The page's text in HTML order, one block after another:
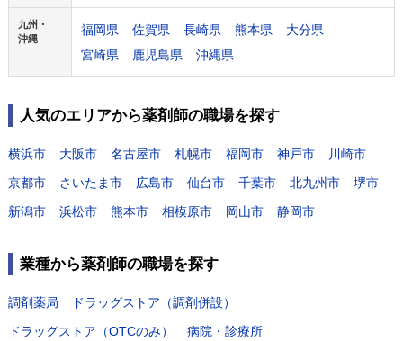
九州・
沖縄
福岡県 佐賀県 長崎県 熊本県
大分県
宮崎県
鹿児島県 沖縄県
人気のエリアから薬剤師の職場を探す
横浜市 大阪市 名古屋市 札幌市 福岡市 神戸市
川崎市
京都市
さいたま市 広島市 仙台市 千葉市 北九州市
堺市
新潟市
浜松市 熊本市 相模原市 岡山市 静岡市
業種から薬剤師の職場を探す
調剤薬局
ドラッグストア（調剤併設）
ドラッグストア（OTCのみ）
病院・診療所